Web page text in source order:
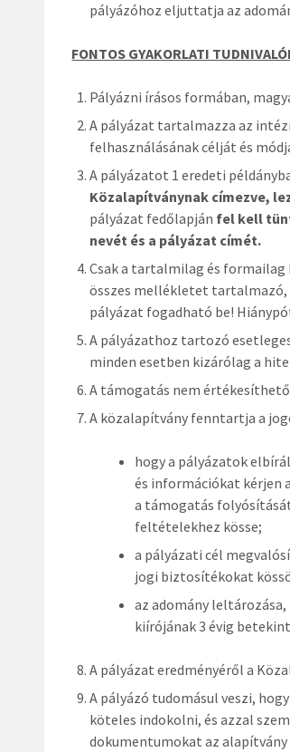
pályázóhoz eljuttatja az
FONTOS GYAKORLATI
Pályázni írásos formában,
A pályázat tartalmazza az
felhasználásának célját és
A pályázatot 1 eredeti
Közalapítványnak címezve,
pályázat fedőlapján fel kell
nevét és a pályázat címét.
Csak a tartalmilag és
összes mellékletet
pályázat fogadható be!
A pályázathoz tartozó
minden esetben kizárólag a
A támogatás nem
A közalapítvány fenntartja a
hogy a pályázatok
és információkat kérjen
a támogatás
feltételekhez kösse;
a pályázati cél
jogi biztosítékokat
az adomány
kiírójának 3 évig
A pályázat eredményéről a
A pályázó tudomásul veszi,
köteles indokolni, és azzal
dokumentumokat az alapítvány